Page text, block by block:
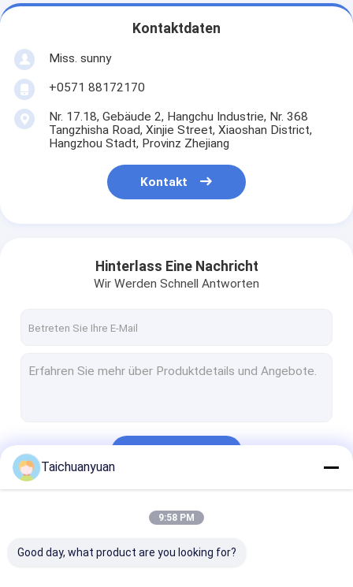
Kontaktdaten
Miss. sunny
+0571 88172170
Nr. 17.18, Gebäude 2, Hangchu Industrie, Nr. 368
Tangzhisha Road, Xinjie Street, Xiaoshan District,
Hangzhou Stadt, Provinz Zhejiang
Kontakt
Hinterlass Eine Nachricht
Wir Werden Schnell Antworten
Taichuanyuan
9:58 PM
Good day, what product are you looking for?